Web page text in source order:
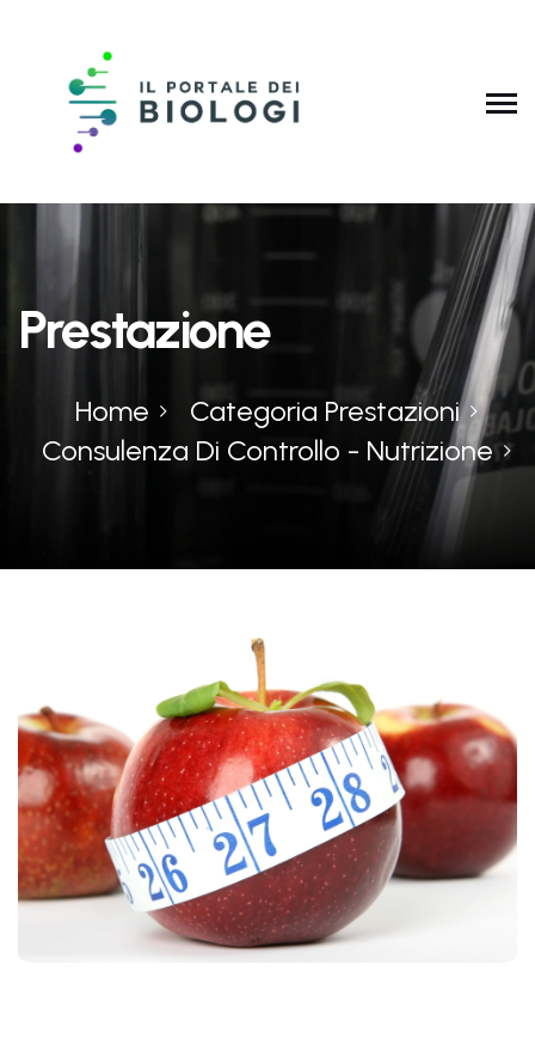
Prestazione
Home
Categoria Prestazioni
Consulenza Di Controllo - Nutrizione